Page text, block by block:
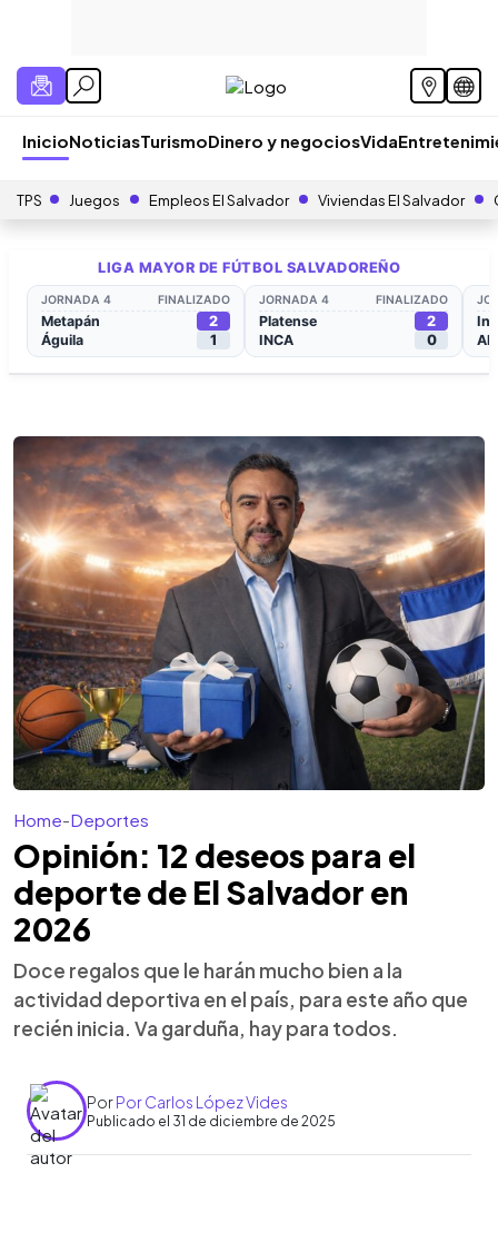
InicioNoticiasTurismoDinero y negociosVida
TPS Juegos Empleos El Salvador Viviendas El Salvador
Home-Deportes
Opinión: 12 deseos para el
deporte de El Salvador en
2026
Doce regalos que le harán mucho bien a la
actividad deportiva en el país, para este año que
recién inicia. Va garduña, hay para todos.
PorPor Carlos López Vides
Publicado el 31 de diciembre de 2025